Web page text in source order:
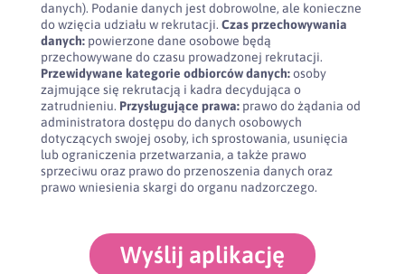
danych). Podanie danych jest dobrowolne, ale konieczne
do wzięcia udziału w rekrutacji. Czas przechowywania
danych:powierzone dane osobowe będą
przechowywane do czasu prowadzonej rekrutacji.
Przewidywane kategorie odbiorców danych:osoby
zajmujące się rekrutacją i kadra decydująca o
zatrudnieniu. Przysługujące prawa:prawo do żądania od
administratora dostępu do danych osobowych
dotyczących swojej osoby, ich sprostowania, usunięcia
lub ograniczenia przetwarzania, a także prawo
sprzeciwu oraz prawo do przenoszenia danych oraz
prawo wniesienia skargi do organu nadzorczego.
Wyślij aplikację